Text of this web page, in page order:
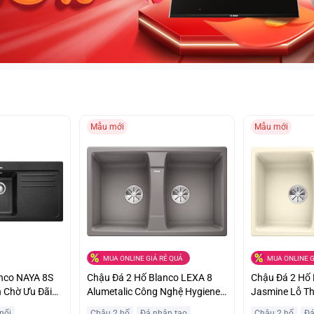
NAYA 8S
Chờ Ưu Đãi
Mẫu mới
MUA ONLINE GIÁ RẺ QUÁ
Chậu Đá 2 Hố Blanco LEXA 8
Alumetalic Công Nghệ Hygiene
Mẫu mới
MUA ONLINE
Chậu Đá 2 Hố
Jasmine Lỗ